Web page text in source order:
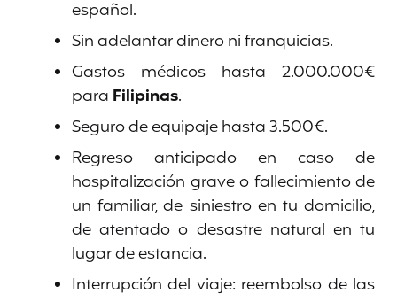
español.
Sin adelantar dinero ni franquicias.
Gastos médicos hasta 2.000.000€
para Filipinas.
Seguro de equipaje hasta 3.500€.
Regreso anticipado en caso de
hospitalización grave o fallecimiento de
un familiar, de siniestro en tu domicilio,
de atentado o desastre natural en tu
lugar de estancia.
Interrupción del viaje: reembolso de las